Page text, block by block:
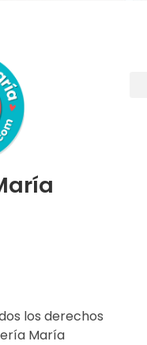
los derechos
María